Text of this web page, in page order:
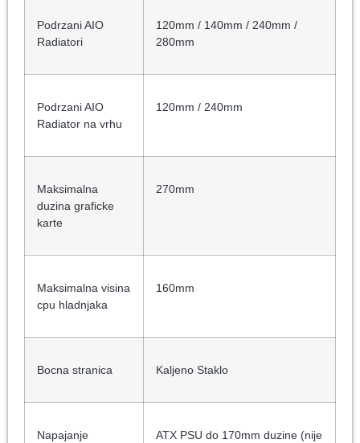
Podrzani AIO
Radiatori
120mm / 140mm / 240mm /
280mm
Podrzani AIO
Radiator na vrhu
120mm / 240mm
Maksimalna
duzina graficke
karte
270mm
Maksimalna visina
cpu hladnjaka
160mm
Bocna stranica Kaljeno Staklo
Napajanje
ATX PSU do 170mm duzine (nije